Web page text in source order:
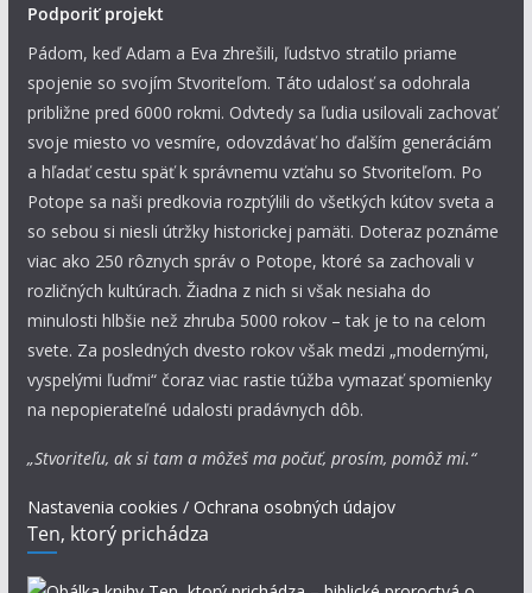
Podporiť projekt
Pádom, keď Adam a Eva zhrešili, ľudstvo stratilo priame
spojenie so svojím Stvoriteľom. Táto udalosť sa odohrala
približne pred 6000 rokmi. Odvtedy sa ľudia usilovali zachovať
svoje miesto vo vesmíre, odovzdávať ho ďalším generáciám
a hľadať cestu späť k správnemu vzťahu so Stvoriteľom. Po
Potope sa naši predkovia rozptýlili do všetkých kútov sveta a
so sebou si niesli útržky historickej pamäti. Doteraz poznáme
viac ako 250 rôznych správ o Potope, ktoré sa zachovali v
rozličných kultúrach. Žiadna z nich si však nesiaha do
minulosti hlbšie než zhruba 5000 rokov – tak je to na celom
svete. Za posledných dvesto rokov však medzi „modernými,
vyspelými ľuďmi“ čoraz viac rastie túžba vymazať spomienky
na nepopierateľné udalosti pradávnych dôb.
„Stvoriteľu, ak si tam a môžeš ma počuť, prosím, pomôž mi.“
Nastavenia cookies / Ochrana osobných údajov
Ten, ktorý prichádza